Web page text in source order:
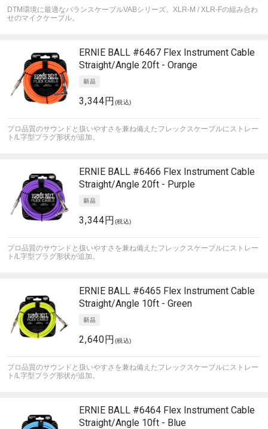
DTM環境に最適なバランスケーブルVABシリーズ。XLR-M / XLR-Fの組み合わ
せのマイクケーブル。
ERNIE BALL #6467 Flex Instrument Cable
Straight/Angle 20ft - Orange
3,344円 (税込)
プロ品質のサウンドと扱いやすさを兼ね備えたフレックスケーブルにストレー
ト/L字型プラグ形状が追加。
ERNIE BALL #6466 Flex Instrument Cable
Straight/Angle 20ft - Purple
3,344円 (税込)
プロ品質のサウンドと扱いやすさを兼ね備えたフレックスケーブルにストレー
ト/L字型プラグ形状が追加。
ERNIE BALL #6465 Flex Instrument Cable
Straight/Angle 10ft - Green
2,640円 (税込)
プロ品質のサウンドと扱いやすさを兼ね備えたフレックスケーブルにストレー
ト/L字型プラグ形状が追加。
ERNIE BALL #6464 Flex Instrument Cable
Straight/Angle 10ft - Blue